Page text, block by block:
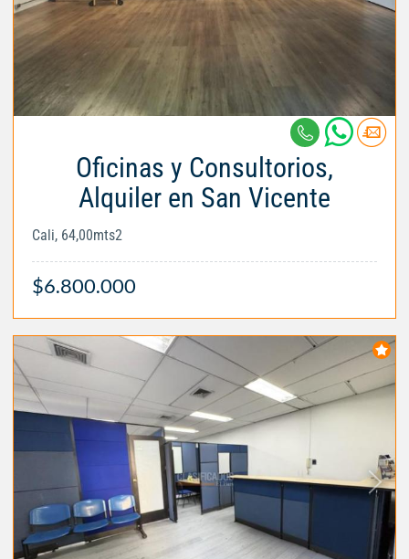
Oficinas y Consultorios,
Alquiler en San Vicente
Cali, 64,00mts2
$6.800.000